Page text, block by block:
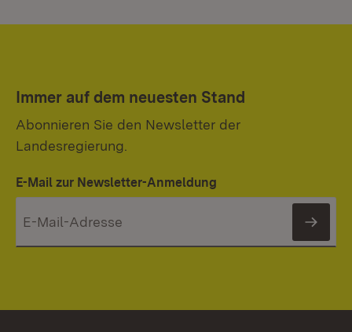
Immer auf dem neuesten Stand
Abonnieren Sie den Newsletter der
Landesregierung.
E-Mail zur Newsletter-Anmeldung